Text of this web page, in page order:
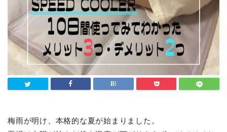
梅雨が明け、本格的な夏が始まりました。